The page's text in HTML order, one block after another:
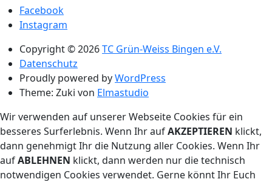
Facebook
Instagram
Copyright © 2026TC Grün-Weiss Bingen e.V.
Datenschutz
Proudly powered byWordPress
Theme: Zuki von Elmastudio
Wir verwenden auf unserer Webseite Cookies für ein
besseres Surferlebnis. Wenn Ihr aufAKZEPTIEREN klickt,
dann genehmigt Ihr die Nutzung aller Cookies. Wenn Ihr
aufABLEHNEN klickt, dann werden nur die technisch
notwendigen Cookies verwendet. Gerne könnt Ihr Euch